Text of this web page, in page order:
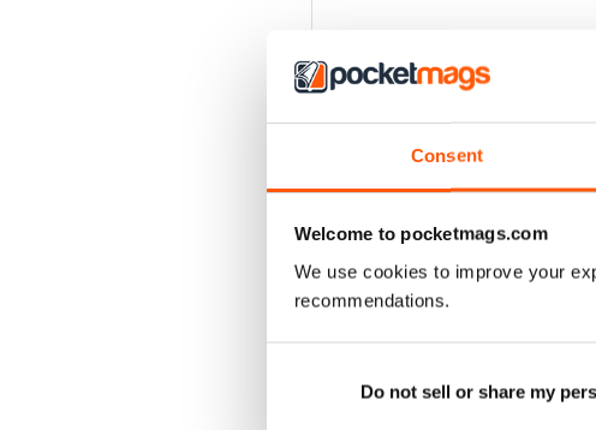
Consent
Welcome to pocketmags.com
We use cookies to improve your
recommendations.
Do not sell or share my
EDIZIONI INDIETRO